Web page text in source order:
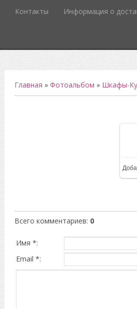
Контакты Информация о
Главная » Фотоальбом » Шкафы-
Всего комментариев: 0
Имя *:
Email *: